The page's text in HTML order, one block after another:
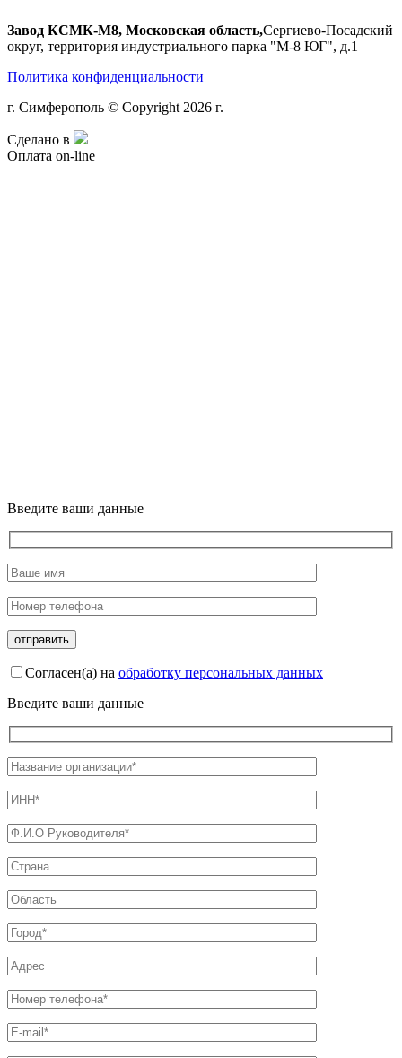
Завод КСМК-М8, Московская область,Сергиево-Посадский
округ, территория индустриального парка "М-8 ЮГ", д.1
Политика конфиденциальности
г. Симферополь © Copyright 2026 г.
Сделано в
Оплата on-line
Введите ваши данные
Согласен(а) на обработку персональных данных
Введите ваши данные